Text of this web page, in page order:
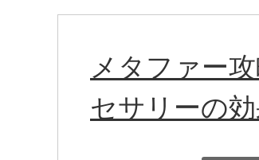
メタファー
セサリーの